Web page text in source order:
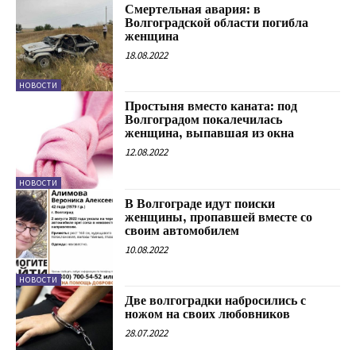
НОВОСТИ
Смертельная авария: в
Волгоградской области погибла
женщина
18.08.2022
НОВОСТИ
Простыня вместо каната: под
Волгоградом покалечилась
женщина, выпавшая из окна
12.08.2022
НОВОСТИ
В Волгограде идут поиски
женщины, пропавшей вместе со
своим автомобилем
10.08.2022
Две волгоградки набросились с
ножом на своих любовников
28.07.2022